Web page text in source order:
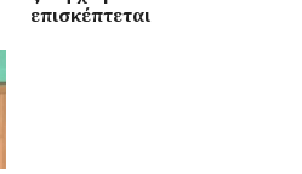
επισκέπτεται